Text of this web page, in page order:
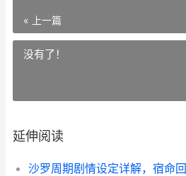
« 上一篇
没有了！
延伸阅读
沙罗周期剧情设定详解，宿命